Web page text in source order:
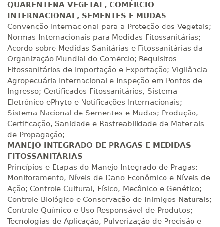
QUARENTENA VEGETAL, COMÉRCIO
INTERNACIONAL, SEMENTES E MUDAS
Convenção Internacional para a Proteção dos Vegetais;
Normas Internacionais para Medidas Fitossanitárias;
Acordo sobre Medidas Sanitárias e Fitossanitárias da
Organização Mundial do Comércio; Requisitos
Fitossanitários de Importação e Exportação; Vigilância
Agropecuária Internacional e Inspeção em Pontos de
Ingresso; Certificados Fitossanitários, Sistema
Eletrônico ePhyto e Notificações Internacionais;
Sistema Nacional de Sementes e Mudas; Produção,
Certificação, Sanidade e Rastreabilidade de Materiais
de Propagação;
MANEJO INTEGRADO DE PRAGAS E MEDIDAS
FITOSSANITÁRIAS
Princípios e Etapas do Manejo Integrado de Pragas;
Monitoramento, Níveis de Dano Econômico e Níveis de
Ação; Controle Cultural, Físico, Mecânico e Genético;
Controle Biológico e Conservação de Inimigos Naturais;
Controle Químico e Uso Responsável de Produtos;
Tecnologias de Aplicação, Pulverização de Precisão e